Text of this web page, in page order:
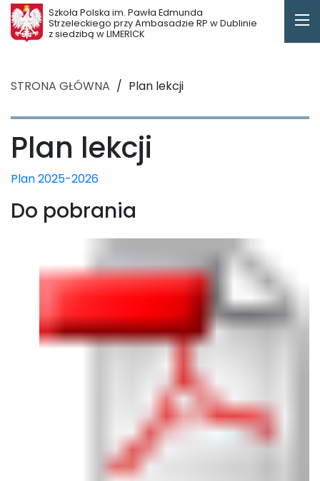
Szkoła Polska im. Pawła Edmunda
Strzeleckiego przy Ambasadzie RP w Dublinie
z siedzibą w LIMERICK
STRONA GŁÓWNA / Plan lekcji
Plan lekcji
Plan 2025-2026
Do pobrania